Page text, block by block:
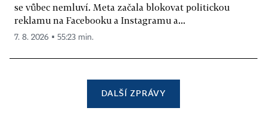
se vůbec nemluví. Meta začala blokovat politickou
reklamu na Facebooku a Instagramu a...
7. 8. 2026 ▪ 55:23 min.
DALŠÍ ZPRÁVY